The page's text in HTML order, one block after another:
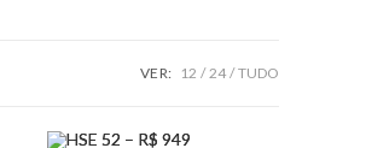
VER: 12 24 TUDO